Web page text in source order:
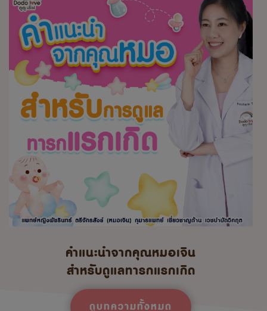
คำแนะนำจากคุณหมอเจิน
สำหรับดูแลทารกแรกเกิด
ดูบทความทั้งหมด